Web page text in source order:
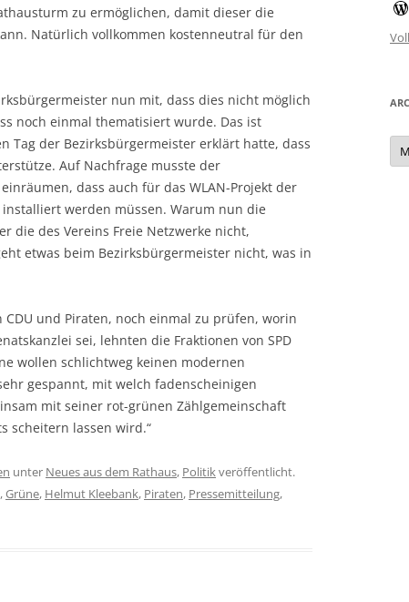
zu ermöglichen, damit dieser die
Natürlich vollkommen kostenneutral für den
nun mit, dass dies nicht möglich
noch einmal thematisiert wurde. Das ist
Tag der Bezirksbürgermeister erklärt hatte, dass
Auf Nachfrage musste der
dass auch für das WLAN-Projekt der
werden müssen. Warum nun die
die des Vereins Freie Netzwerke nicht,
etwas beim Bezirksbürgermeister nicht, was in
und Piraten, noch einmal zu prüfen, worin
sei, lehnten die Fraktionen von SPD
wollen schlichtweg keinen modernen
gespannt, mit welch fadenscheinigen
mit seiner rot-grünen Zählgemeinschaft
scheitern lassen wird.“
unter Neues aus dem Rathaus, Politikveröffentlicht.
,Grüne, Helmut Kleebank, Piraten, Pressemitteilung,